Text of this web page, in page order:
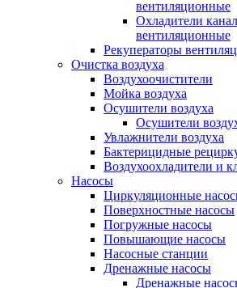
вентиляционные
Охладители
вентиляционные
Рекуператоры
Очистка воздуха
Воздухоочистители
Мойка воздуха
Осушители воздуха
Осушители
Увлажнители воздуха
Бактерицидные
Воздухоохладители и
Насосы
Циркуляционные
Поверхностные насосы
Погружные насосы
Повышающие насосы
Насосные станции
Дренажные насосы
Дренажные